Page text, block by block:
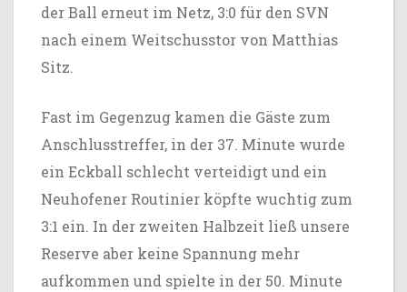
der Ball erneut im Netz, 3:0 für den SVN
nach einem Weitschusstor von Matthias
Sitz.
Fast im Gegenzug kamen die Gäste zum
Anschlusstreffer, in der 37. Minute wurde
ein Eckball schlecht verteidigt und ein
Neuhofener Routinier köpfte wuchtig zum
3:1 ein. In der zweiten Halbzeit ließ unsere
Reserve aber keine Spannung mehr
aufkommen und spielte in der 50. Minute